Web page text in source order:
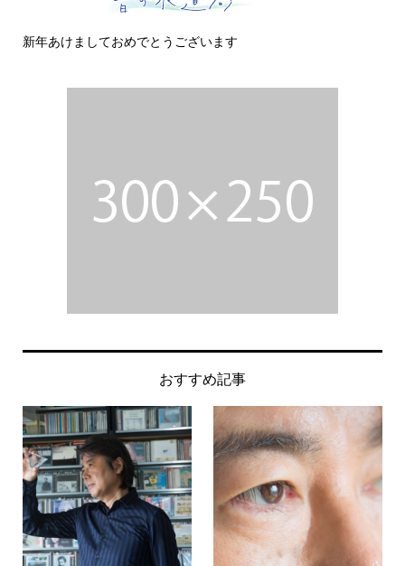
今日の侵入者
おすすめ記事